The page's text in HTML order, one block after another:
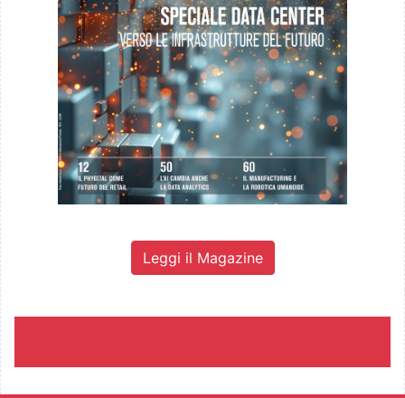
Leggi il Magazine